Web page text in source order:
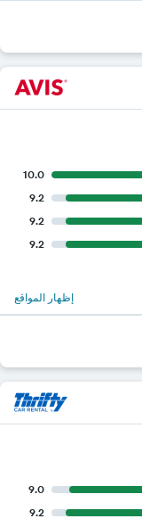
10.0
9.2
9.2
9.2
إظهار المواقع
9.0
9.2